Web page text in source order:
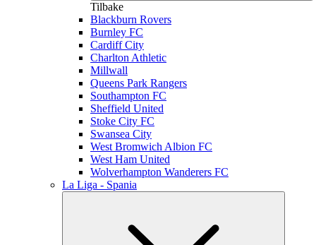
Tilbake
Blackburn Rovers
Burnley FC
Cardiff City
Charlton Athletic
Millwall
Queens Park Rangers
Southampton FC
Sheffield United
Stoke City FC
Swansea City
West Bromwich Albion FC
West Ham United
Wolverhampton Wanderers FC
La Liga - Spania